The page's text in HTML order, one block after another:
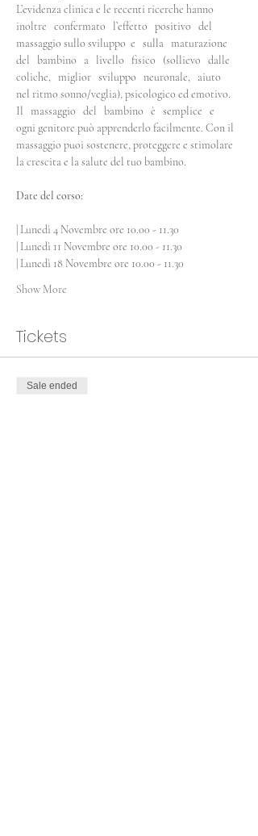
L’evidenza clinica e le recenti ricerche hanno
inoltre   confermato   l’effetto   positivo   del
massaggio sullo sviluppo  e   sulla   maturazione
del   bambino   a   livello   fisico   (sollievo   dalle
coliche,   miglior   sviluppo   neuronale,   aiuto
nel ritmo sonno/veglia), psicologico ed emotivo.
Il   massaggio   del   bambino   è   semplice   e
ogni genitore può apprenderlo facilmente. Con il
massaggio puoi sostenere, proteggere e stimolare
la crescita e la salute del tuo bambino.
Date del corso:
| Lunedì 4 Novembre ore 10.00 - 11.30
| Lunedì 11 Novembre ore 10.00 - 11.30
| Lunedì 18 Novembre ore 10.00 - 11.30
Show More
Tickets
Sale ended